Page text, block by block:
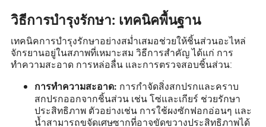
วิธีการบำรุงรักษา: เทคนิคพื้นฐาน
เทคนิคการบำรุงรักษาอย่างสม่ำเสมอช่วยให้ชิ้นส่วนอะไหล่
จักรยานอยู่ในสภาพที่เหมาะสม วิธีการสำคัญ ได้แก่ การ
ทำความสะอาด การหล่อลื่น และการตรวจสอบชิ้นส่วน:
การทำความสะอาด: การกำจัดสิ่งสกปรกและคราบ
สกปรกออกจากชิ้นส่วน เช่น โซ่และเกียร์ ช่วยรักษา
ประสิทธิภาพ ตัวอย่างเช่น การใช้ผงซักฟอกอ่อนๆ และ
น้ำสามารถขจัดเศษซากที่อาจขัดขวางประสิทธิภาพได้